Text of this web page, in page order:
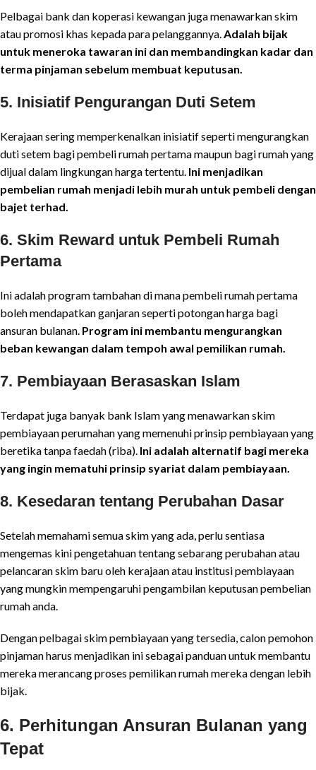
Pelbagai bank dan koperasi kewangan juga menawarkan skim
atau promosi khas kepada para pelanggannya. Adalah bijak
untuk meneroka tawaran ini dan membandingkan kadar dan
terma pinjaman sebelum membuat keputusan.
5. Inisiatif Pengurangan Duti Setem
Kerajaan sering memperkenalkan inisiatif seperti mengurangkan
duti setem bagi pembeli rumah pertama maupun bagi rumah yang
dijual dalam lingkungan harga tertentu. Ini menjadikan
pembelian rumah menjadi lebih murah untuk pembeli dengan
bajet terhad.
6. Skim Reward untuk Pembeli Rumah
Pertama
Ini adalah program tambahan di mana pembeli rumah pertama
boleh mendapatkan ganjaran seperti potongan harga bagi
ansuran bulanan. Program ini membantu mengurangkan
beban kewangan dalam tempoh awal pemilikan rumah.
7. Pembiayaan Berasaskan Islam
Terdapat juga banyak bank Islam yang menawarkan skim
pembiayaan perumahan yang memenuhi prinsip pembiayaan yang
beretika tanpa faedah (riba). Ini adalah alternatif bagi mereka
yang ingin mematuhi prinsip syariat dalam pembiayaan.
8. Kesedaran tentang Perubahan Dasar
Setelah memahami semua skim yang ada, perlu sentiasa
mengemas kini pengetahuan tentang sebarang perubahan atau
pelancaran skim baru oleh kerajaan atau institusi pembiayaan
yang mungkin mempengaruhi pengambilan keputusan pembelian
rumah anda.
Dengan pelbagai skim pembiayaan yang tersedia, calon pemohon
pinjaman harus menjadikan ini sebagai panduan untuk membantu
mereka merancang proses pemilikan rumah mereka dengan lebih
bijak.
6. Perhitungan Ansuran Bulanan yang
Tepat